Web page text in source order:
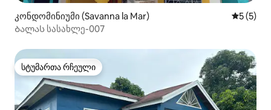
კონდომინიუმი (Savanna la Mar)
5 (5)
Ბალას სასახლე-007
სტუმართა რჩეული
სტუმართა რჩეული